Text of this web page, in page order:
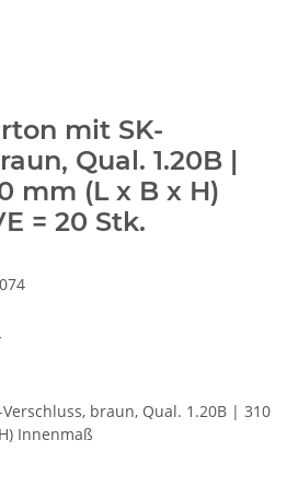
mit SK-
Qual. 1.20B |
mm (L x B x H)
= 20 Stk.
braun, Qual. 1.20B | 310
Innenmaß